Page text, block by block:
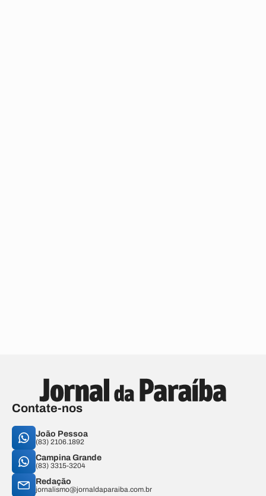
Contate-nos
João Pessoa
(83) 2106.1892
Campina Grande
(83) 3315-3204
Redação
jornalismo@jornaldaparaiba.com.br